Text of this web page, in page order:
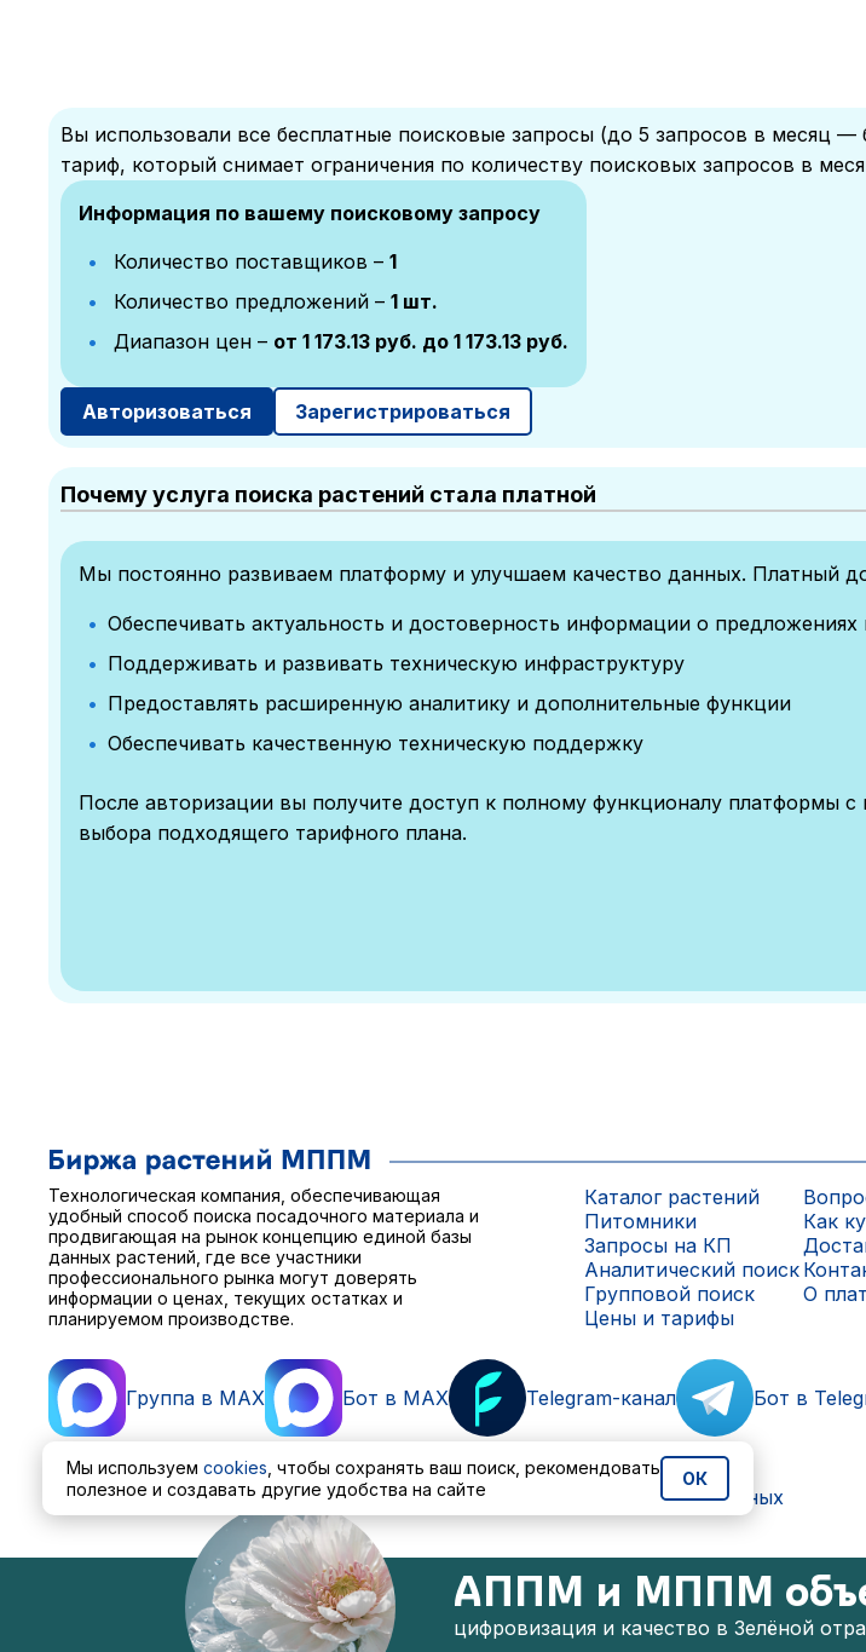
Вы использовали все бесплатные поисковые запросы (до 5 запросов в месяц
тариф, который снимает ограничения по количеству поисковых запросов в
Информация по вашему поисковому запросу
Количество поставщиков – 1
Количество предложений – 1 шт.
Диапазон цен – от 1 173.13 руб. до 1 173.13 руб.
Авторизоваться Зарегистрироваться
Почему услуга поиска растений стала платной
Мы постоянно развиваем платформу и улучшаем качество данных. Платный
Обеспечивать актуальность и достоверность информации о
Поддерживать и развивать техническую инфраструктуру
Предоставлять расширенную аналитику и дополнительные функции
Обеспечивать качественную техническую поддержку
После авторизации вы получите доступ к полному функционалу платформы
выбора подходящего тарифного плана.
АППМ и МППМ
цифровизация и качество в Зелёной
Технологическая компания, обеспечивающая
удобный способ поиска посадочного материала и
продвигающая на рынок концепцию единой базы
данных растений, где все участники
профессионального рынка могут доверять
информации о ценах, текущих остатках и
планируемом производстве.
Каталог растений
Питомники
Запросы на КП
Аналитический поиск
Групповой поиск
Цены и тарифы
Как
О
Группа в MAX Бот в MAX Telegram-канал Бот в
Пользовательское соглашениеПолитика обработки персональных данных
Мы используем cookies , чтобы сохранять ваш поиск, рекомендовать
полезное и создавать другие удобства на сайте
ОК